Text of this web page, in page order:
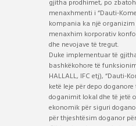
gjitha prodhimet, po
menaxhmenti i “Dauti-
kompania ka një
menaxhim korporativ
dhe nevojave të tregut.
Duke implementuar të
bashkëkohore të
HALLALL, IFC etj), “Dauti-
ketë leje për depo
doganimit lokal dhe të jetë
ekonomik për siguri
për thjeshtësim doganor